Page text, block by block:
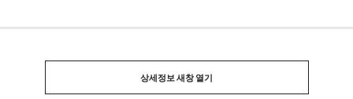
상세정보 새창 열기